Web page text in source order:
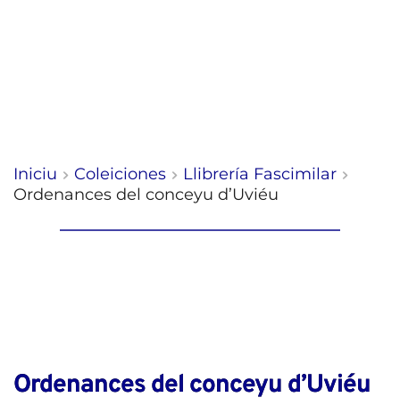
Iniciu Coleiciones
Llibrería Fascimilar
Ordenances del conceyu d’Uviéu
Ordenances del conceyu d’Uviéu